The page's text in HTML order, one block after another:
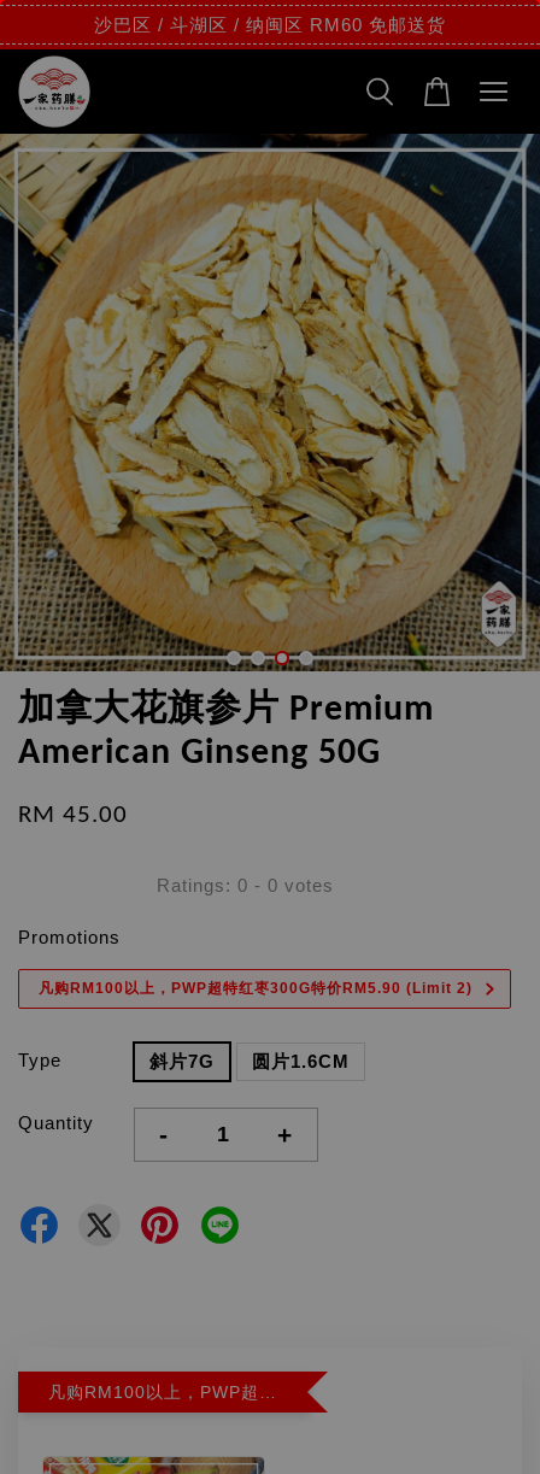
沙巴区 / 斗湖区 / 纳闽区 RM60 免邮送货
加拿大花旗参片 Premium
American Ginseng 50G
RM 45.00
Ratings: 0 - 0 votes
Promotions
凡购RM100以上，PWP超特红枣300G特价RM5.90 (Limit 2)
Type 斜片7G 圆片1.6CM
Quantity - +